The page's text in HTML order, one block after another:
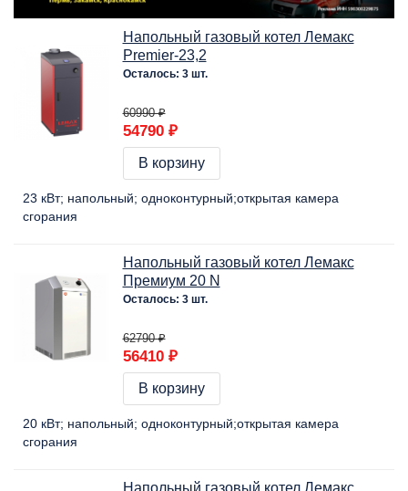
Напольный газовый котел Лемакс
Premier-23,2
Осталось: 3 шт.
60990 ₽
54790 ₽
В корзину
23 кВт напольный одноконтурный открытая камера
сгорания
Напольный газовый котел Лемакс
Премиум 20 N
Осталось: 3 шт.
62790 ₽
56410 ₽
В корзину
20 кВт напольный одноконтурный открытая камера
сгорания
Напольный газовый котел Лемакс